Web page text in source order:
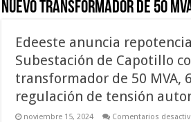
nuevo transformador de 50
Edeeste anuncia
Subestación de Capotillo
transformador de 50 MVA,
regulación de tensión
noviembre 15, 2024 Comentarios